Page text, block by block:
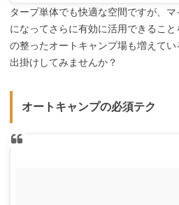
タープ単体でも快適な空間ですが、
になってさらに有効に活用できるこ
の整ったオートキャンプ場も増えて
出掛けしてみませんか？
オートキャンプの必須テク